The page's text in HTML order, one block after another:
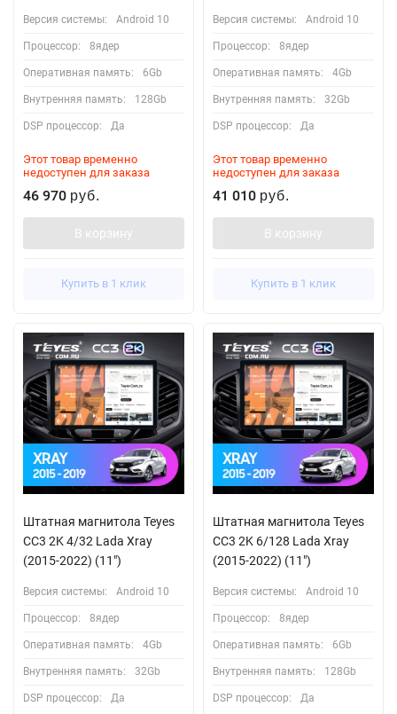
Версия системы: Android 10
Процессор: 8ядер
Оперативная память: 6Gb
Внутренняя память: 128Gb
DSP процессор: Да
Этот товар временно
недоступен для заказа
46 970 руб.
В корзину
Купить в 1 клик
Версия системы: Android 10
Процессор: 8ядер
Оперативная память: 4Gb
Внутренняя память: 32Gb
DSP процессор: Да
Этот товар временно
недоступен для заказа
41 010 руб.
В корзину
Купить в 1 клик
Штатная магнитола Teyes
CC3 2K 4/32 Lada Xray
(2015-2022) (11")
Версия системы: Android 10
Процессор: 8ядер
Оперативная память: 4Gb
Внутренняя память: 32Gb
DSP процессор: Да
Штатная магнитола Teyes
CC3 2K 6/128 Lada Xray
(2015-2022) (11")
Версия системы: Android 10
Процессор: 8ядер
Оперативная память: 6Gb
Внутренняя память: 128Gb
DSP процессор: Да